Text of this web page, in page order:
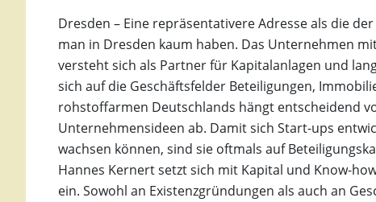
Dresden – Eine repräsentativere Adresse als die
man in Dresden kaum haben. Das Unternehmen
versteht sich als Partner für Kapitalanlagen und
sich auf die Geschäftsfelder Beteiligungen,
rohstoffarmen Deutschlands hängt entscheidend
Unternehmensideen ab. Damit sich Start-ups
wachsen können, sind sie oftmals auf
Hannes Kernert setzt sich mit Kapital und Know-
ein. Sowohl an Existenzgründungen als auch an